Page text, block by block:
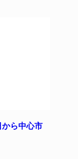
ら中心市